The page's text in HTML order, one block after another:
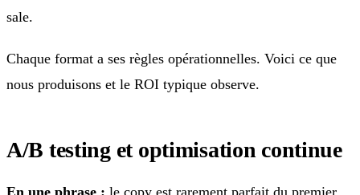
sale.
Chaque format a ses règles opérationnelles. Voici ce que
nous produisons et le ROI typique observe.
A/B testing et optimisation continue
En une phrase : le copy est rarement parfait du premier